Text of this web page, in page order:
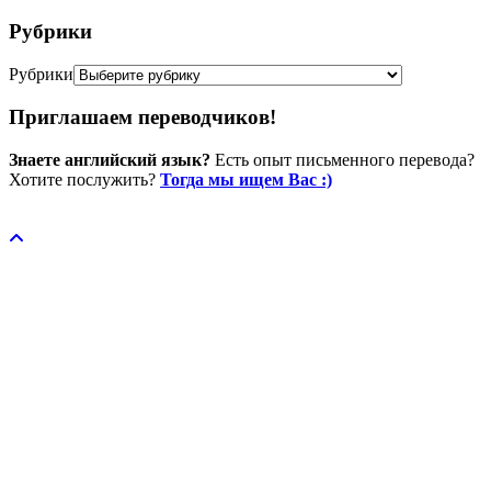
Рубрики
Рубрики
Приглашаем переводчиков!
Знаете английский язык? Есть опыт письменного перевода?
Хотите послужить? Тогда мы ищем Вас :)